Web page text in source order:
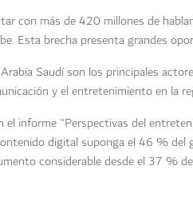
con más de 420 millones de
Esta brecha presenta grandes
Saudí son los principales
y el entretenimiento en la
el informe "Perspectivas del
digital suponga el 46 %
considerable desde el 37 %